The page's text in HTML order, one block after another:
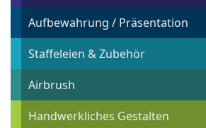
Aufbewahrung / Präsentation
Staffeleien & Zubehör
Airbrush
Handwerkliches Gestalten